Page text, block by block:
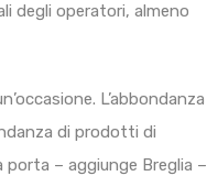
degli operatori, almeno
L’abbondanza
di prodotti di
– aggiunge Breglia –